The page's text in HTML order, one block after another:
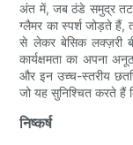
अंत में, जब ठंडे समुद्र तट
ग्लैमर का स्पर्श जोड़ते हैं,
से लेकर बेसिक लक्ज़री
कार्यक्षमता का अपना
और इन उच्च-स्तरीय
जो यह सुनिश्चित करते हैं
निष्कर्ष